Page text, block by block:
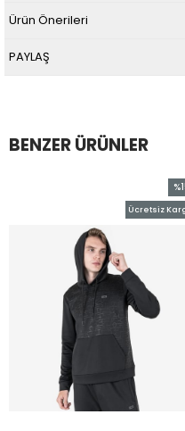
Ürün Önerileri
PAYLAŞ
BENZER ÜRÜNLER
İndirim
%15İndirim
Ücretsiz Kargo